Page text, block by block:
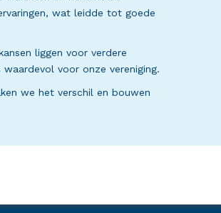
wat leidde tot goede
liggen voor verdere
voor onze vereniging.
we het verschil en bouwen